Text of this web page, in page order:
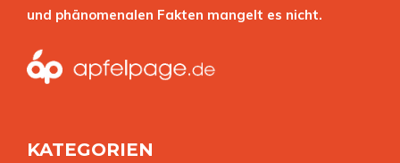
und phänomenalen Fakten mangelt es nicht.
KATEGORIEN